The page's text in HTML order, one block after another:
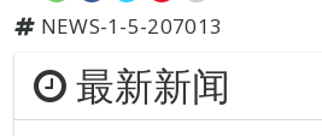
NEWS-1-5-207013
最新新闻